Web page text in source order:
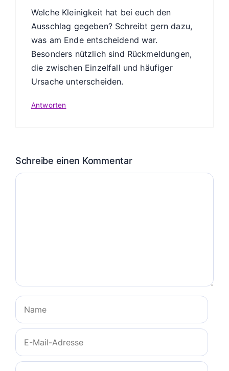
Welche Kleinigkeit hat bei euch den
Ausschlag gegeben? Schreibt gern dazu,
was am Ende entscheidend war.
Besonders nützlich sind Rückmeldungen,
die zwischen Einzelfall und häufiger
Ursache unterscheiden.
Antworten
Schreibe einen Kommentar
Kommentar
Name
E-
Mail-
Adresse
Website